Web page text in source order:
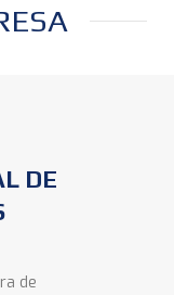
DE
de